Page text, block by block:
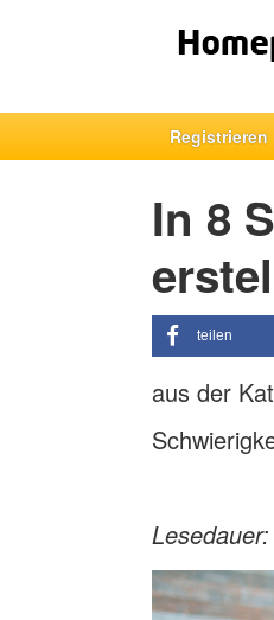
Registrieren
In 8
teilen
aus der